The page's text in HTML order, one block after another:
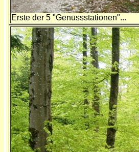
Erste der 5 "Genussstationen"...